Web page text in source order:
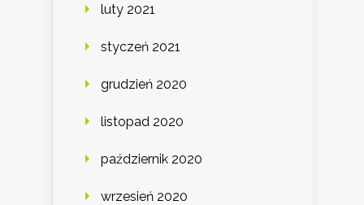
luty 2021
styczeń 2021
grudzień 2020
listopad 2020
październik 2020
wrzesień 2020